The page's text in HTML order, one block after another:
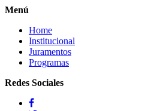
Menú
Home
Institucional
Juramentos
Programas
Redes Sociales